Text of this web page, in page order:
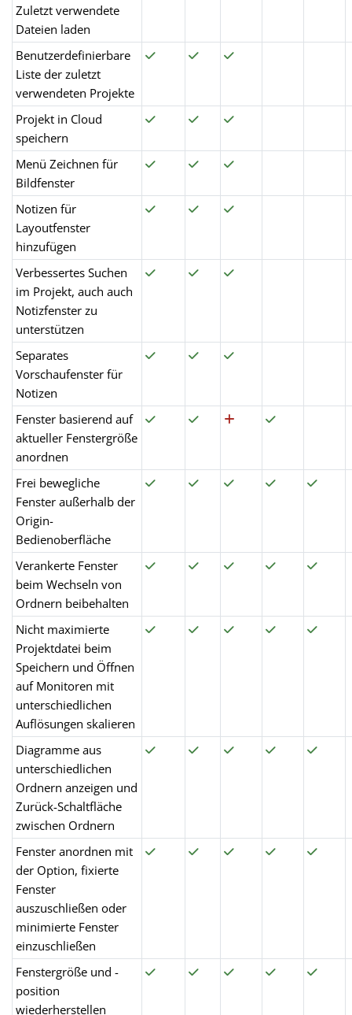
Zuletzt verwendete
Dateien laden
Benutzerdefinierbare
Liste der zuletzt
verwendeten Projekte
Projekt in Cloud
speichern
Menü Zeichnen für
Bildfenster
Notizen für
Layoutfenster
hinzufügen
Verbessertes Suchen
im Projekt, auch auch
Notizfenster zu
unterstützen
Separates
Vorschaufenster für
Notizen
Fenster basierend auf
aktueller Fenstergröße
anordnen
Frei bewegliche
Fenster außerhalb der
Origin-
Bedienoberfläche
Verankerte Fenster
beim Wechseln von
Ordnern beibehalten
Nicht maximierte
Projektdatei beim
Speichern und Öffnen
auf Monitoren mit
unterschiedlichen
Auflösungen skalieren
Diagramme aus
unterschiedlichen
Ordnern anzeigen und
Zurück-Schaltfläche
zwischen Ordnern
Fenster anordnen mit
der Option, fixierte
Fenster
auszuschließen oder
minimierte Fenster
einzuschließen
Fenstergröße und -
position
wiederherstellen